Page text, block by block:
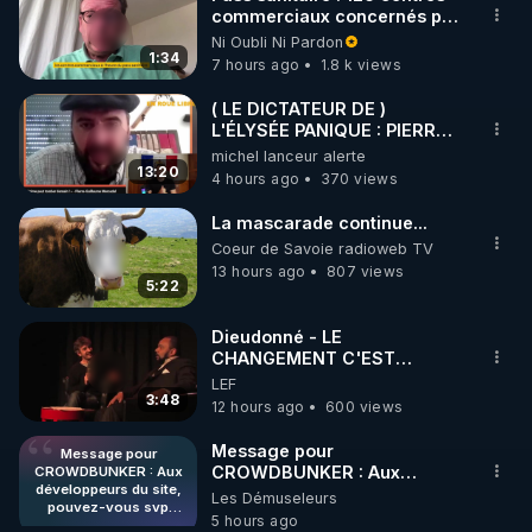
🌱 INSTAGRAM
https://www.instagram.com/rdlr_thierrycasasnovas/
http://rgnr.li/instagram
🌱 LA NEWSLETTER
Pour ne pas rater l’actualité RGNR (stages,
http://rgnr.li/news
🌱 VIDÉOS NON CENSURÉES SUR ODYSEE
Toutes les vidéos Youtube sont aussi sur la
http://rgnr.li/odysee
🌱 LES STAGES EN PRÉSENTIEL
http://rgnr.li/stages
1:34
commerciaux concernés par
l'obligation dans toute la
France
Ni Oubli Ni Pardon
7 hours ago
1.8 k views
13:20
( LE DICTATEUR DE )
L'ÉLYSÉE PANIQUE : PIERRE
GUILLAUME MERCADAL
BALANCE TOUT
michel lanceur alerte
4 hours ago
370 views
5:22
La mascarade continue...
Coeur de Savoie radioweb TV
13 hours ago
807 views
3:48
Dieudonné - LE
CHANGEMENT C'EST
MAINTENANT
LEF
12 hours ago
600 views
Message pour
CROWDBUNKER : Aux
développeurs du site,
pouvez-vous svp
remettre la
Message pour
CROWDBUNKER : Aux
développeurs du site,
pouvez-vous svp remettre la
Les Démuseleurs
5 hours ago